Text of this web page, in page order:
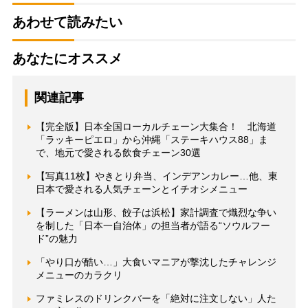
あわせて読みたい
あなたにオススメ
関連記事
【完全版】日本全国ローカルチェーン大集合！ 北海道
「ラッキーピエロ」から沖縄「ステーキハウス88」ま
で、地元で愛される飲食チェーン30選
【写真11枚】やきとり弁当、インデアンカレー…他、東
日本で愛される人気チェーンとイチオシメニュー
【ラーメンは山形、餃子は浜松】家計調査で熾烈な争い
を制した「日本一自治体」の担当者が語る“ソウルフー
ド”の魅力
「やり口が酷い…」大食いマニアが撃沈したチャレンジ
メニューのカラクリ
ファミレスのドリンクバーを「絶対に注文しない」人た